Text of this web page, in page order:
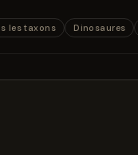
les taxons Dinosaures